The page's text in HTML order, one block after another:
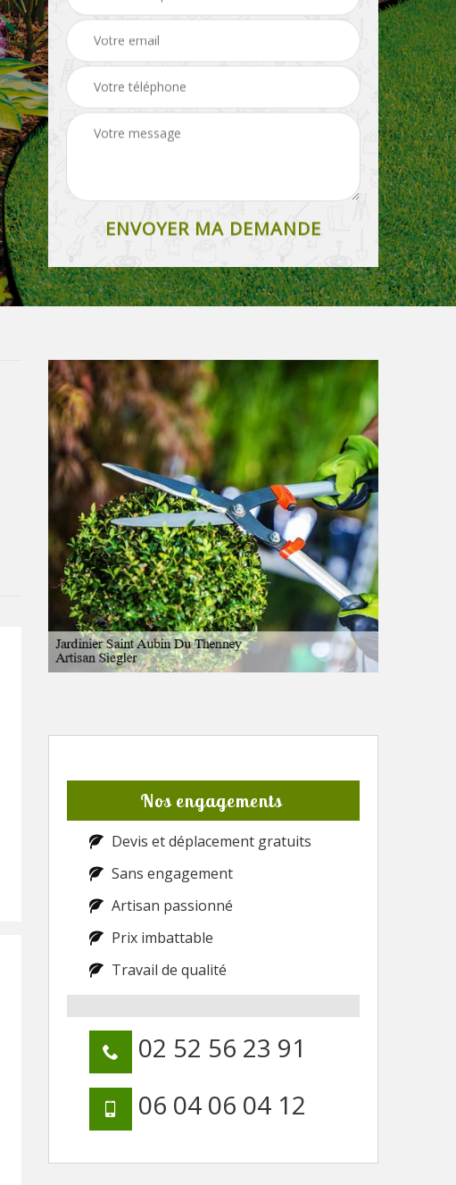
Nos engagements
Devis et déplacement gratuits
Sans engagement
Artisan passionné
Prix imbattable
Travail de qualité
02 52 56 23 91
06 04 06 04 12